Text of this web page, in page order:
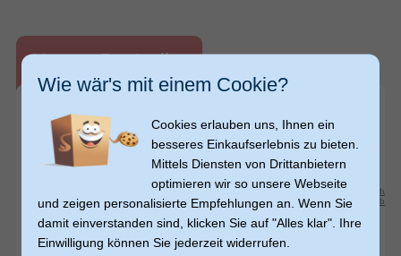
Unsere Bestseller
249,95
249,95
Ninebot by SegwayExterner
F3 / F3 Pro / GT3
€ 119,-
€ 119,-
Produkt-
Datenblatt
SamsungGalaxy A16 128 GB
Zoll) 2,0 GHz Android 50 MP
Wie wär's mit einem Cookie?
Cookies erlauben uns, Ihnen ein
besseres Einkaufserlebnis zu bieten.
Mittels Diensten von Drittanbietern
optimieren wir so unsere Webseite
und zeigen personalisierte Empfehlungen an. Wenn Sie
damit einverstanden sind, klicken Sie auf "Alles klar". Ihre
Einwilligung können Sie jederzeit widerrufen.